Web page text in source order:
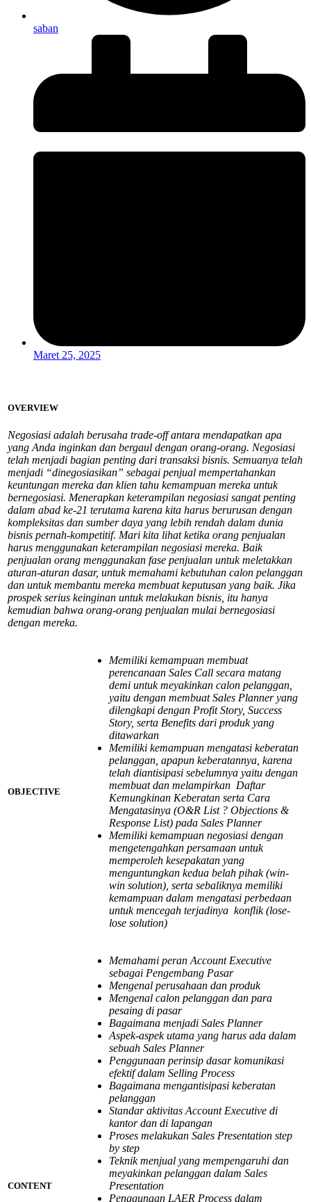
saban
Maret 25, 2025
OVERVIEW
Negosiasi adalah berusaha trade-off antara mendapatkan apa
yang Anda inginkan dan bergaul dengan orang-orang. Negosiasi
telah menjadi bagian penting dari transaksi bisnis. Semuanya telah
menjadi “dinegosiasikan” sebagai penjual mempertahankan
keuntungan mereka dan klien tahu kemampuan mereka untuk
bernegosiasi. Menerapkan keterampilan negosiasi sangat penting
dalam abad ke-21 terutama karena kita harus berurusan dengan
kompleksitas dan sumber daya yang lebih rendah dalam dunia
bisnis pernah-kompetitif. Mari kita lihat ketika orang penjualan
harus menggunakan keterampilan negosiasi mereka. Baik
penjualan orang menggunakan fase penjualan untuk meletakkan
aturan-aturan dasar, untuk memahami kebutuhan calon pelanggan
dan untuk membantu mereka membuat keputusan yang baik. Jika
prospek serius keinginan untuk melakukan bisnis, itu hanya
kemudian bahwa orang-orang penjualan mulai bernegosiasi
dengan mereka.
OBJECTIVE
Memiliki kemampuan membuat
perencanaan Sales Call secara matang
demi untuk meyakinkan calon pelanggan,
yaitu dengan membuat Sales Planner yang
dilengkapi dengan Profit Story, Success
Story, serta Benefits dari produk yang
ditawarkan
Memiliki kemampuan mengatasi keberatan
pelanggan, apapun keberatannya, karena
telah diantisipasi sebelumnya yaitu dengan
membuat dan melampirkan Daftar
Kemungkinan Keberatan serta Cara
Mengatasinya (O&R List ? Objections &
Response List) pada Sales Planner
Memiliki kemampuan negosiasi dengan
mengetengahkan persamaan untuk
memperoleh kesepakatan yang
menguntungkan kedua belah pihak (win-
win solution), serta sebaliknya memiliki
kemampuan dalam mengatasi perbedaan
untuk mencegah terjadinya konflik (lose-
lose solution)
CONTENT
Memahami peran Account Executive
sebagai Pengembang Pasar
Mengenal perusahaan dan produk
Mengenal calon pelanggan dan para
pesaing di pasar
Bagaimana menjadi Sales Planner
Aspek-aspek utama yang harus ada dalam
sebuah Sales Planner
Penggunaan perinsip dasar komunikasi
efektif dalam Selling Process
Bagaimana mengantisipasi keberatan
pelanggan
Standar aktivitas Account Executive di
kantor dan di lapangan
Proses melakukan Sales Presentation step
by step
Teknik menjual yang mempengaruhi dan
meyakinkan pelanggan dalam Sales
Presentation
Penggunaan LAER Process dalam